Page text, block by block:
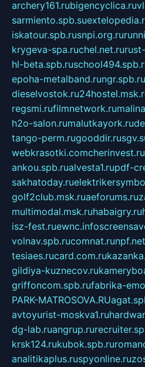
archery161.rubigencyclica.ru
sarmiento.spb.su
iskatour.spb.rusnpi.org.ru
krygeva-spa.ruchel.net.ru
hl-beta.spb.ru
epoha-metalband.rungr.spb.ru
dieselvostok.ru
regsmi.rufilmnetwork.ru
h2o-salon.rumalutkayork.ru
tango-perm.rugooddir.ru
webkrasotki.comcherinvest.ru
ankou.spb.rualvesta1.rupdf-
sakhatoday.ru
golf2club.msk.ruaeforums.ru
multimodal.msk.ruhabaigry.ru
isz-fest.ruewnc.info
volnav.spb.rucomnat.ru
tesiaes.rucard.com.ru
gildiya-kuznecov.ru
griffoncom.spb.rufabrika-
PARK-MATROSOVA.RU
avtoyurist-moskva1.ru
dg-lab.ruangrup.ru
krsk124.rukubok.spb.ru
analitikaplus.ruspyonline.ru